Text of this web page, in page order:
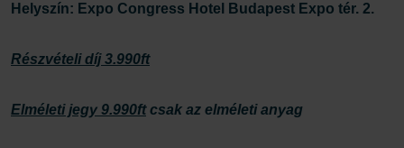
Helyszín: Expo Congress Hotel Budapest Expo tér. 2.
Részvételi díj 3.990ft
Elméleti jegy 9.990ftcsak az elméleti anyag